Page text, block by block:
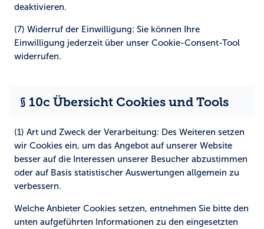
deaktivieren.
(7) Widerruf der Einwilligung: Sie können Ihre
Einwilligung jederzeit über unser Cookie-Consent-Tool
widerrufen.
§ 10c Übersicht Cookies und Tools
(1) Art und Zweck der Verarbeitung: Des Weiteren setzen
wir Cookies ein, um das Angebot auf unserer Website
besser auf die Interessen unserer Besucher abzustimmen
oder auf Basis statistischer Auswertungen allgemein zu
verbessern.
Welche Anbieter Cookies setzen, entnehmen Sie bitte den
unten aufgeführten Informationen zu den eingesetzten